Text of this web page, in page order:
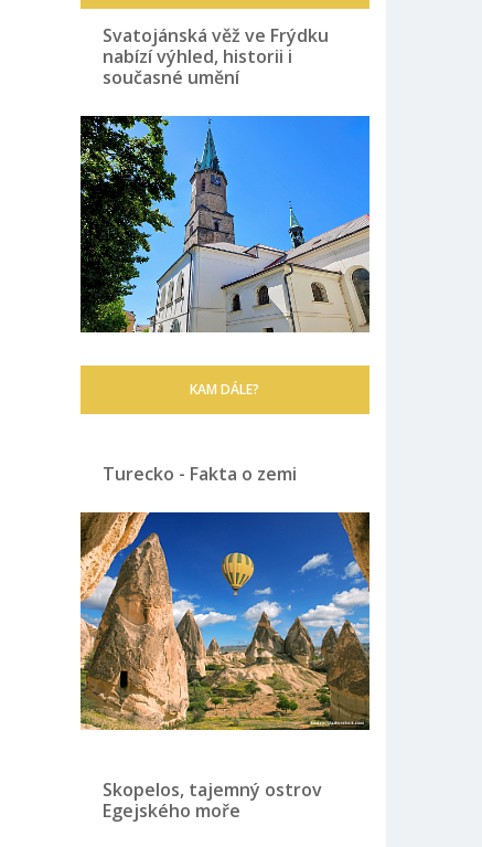
Svatojánská věž ve Frýdku
nabízí výhled, historii i
současné umění
KAM DÁLE?
Turecko - Fakta o zemi
Skopelos, tajemný ostrov
Egejského moře